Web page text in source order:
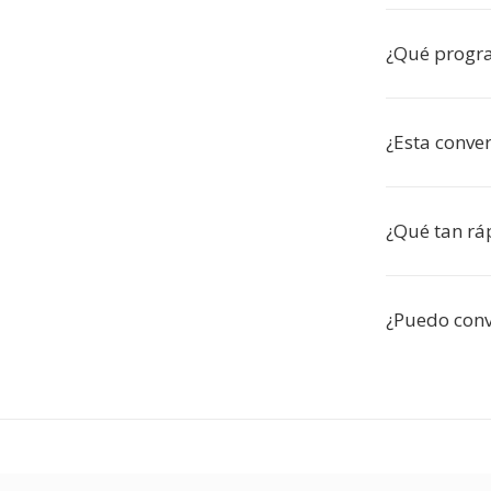
¿Qué
¿Esta
¿Qué tan
¿Puedo